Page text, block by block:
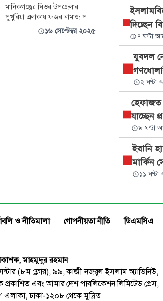
ঘটেছে। কারখানার পাওয়ার গ্রিডের
মূল্যবান যন্ত্রাংশসহ বিভিন্ন মালামাল
লুট করে নিয়ে যায় ডাকাতরা।
মানিকগঞ্জের ঘিওর উপজেলার
পুখুরিয়া এলাকায় ফজর নামাজ পড়ে
নিখোঁজের দুদিন পর ইমামের লাশ
উদ্ধার করা হয়েছে। মঙ্গলবার সকাল
১৬ সেপ্টেম্বর ২০২৫
দিচ্ছেন
৭ ঘণ্টা
যুবদল
২ ঘণ্টা
হেফাজত
যাচ্ছেন
৯ ঘণ্টা
ইরানি
মার্কিন
১১
ও নীতিমালা গোপনীয়তা নীতি ডিএমসিএ
মাহমুদুর রহমান
(৮ম ফ্লোর), ৯৯, কাজী নজরুল ইসলাম অ্যাভিনিউ,
প্রকাশিত এবং আমার দেশ পাবলিকেশন লিমিটেড প্রেস,
ঢাকা-১২০৮ থেকে মুদ্রিত।